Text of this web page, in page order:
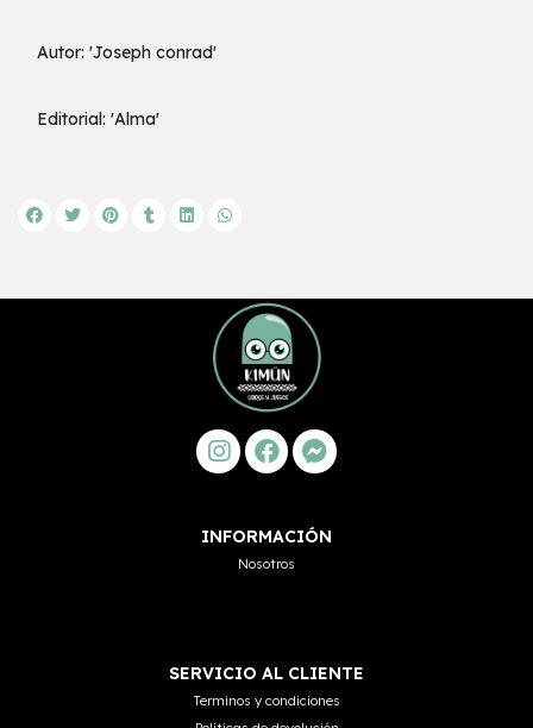
Autor: 'Joseph conrad'
Editorial: 'Alma'
INFORMACIÓN
Nosotros
SERVICIO AL CLIENTE
Terminos y condiciones